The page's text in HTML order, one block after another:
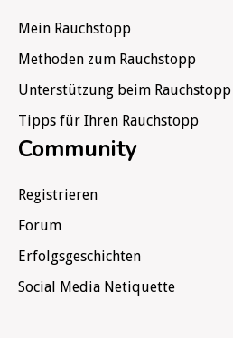
Mein Rauchstopp
Methoden zum Rauchstopp
Unterstützung beim Rauchstopp
Tipps für Ihren Rauchstopp
Community
Registrieren
Forum
Erfolgsgeschichten
Social Media Netiquette